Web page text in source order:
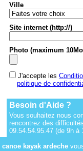
Ville
Site internet (http://)
Photo (maximum
J'accepte les
politique de
Besoin d'Aide ?
Vous souhaitez nous
rencontrez des
09.54.54.95.47 (de 9h à
canoe kayak ardeche